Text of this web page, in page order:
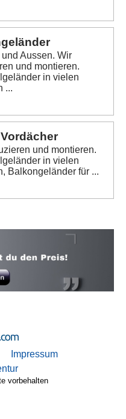
Aussen. Wir
und montieren.
in vielen
...
und montieren.
in vielen
Balkongeländer für ...
Impressum
vorbehalten